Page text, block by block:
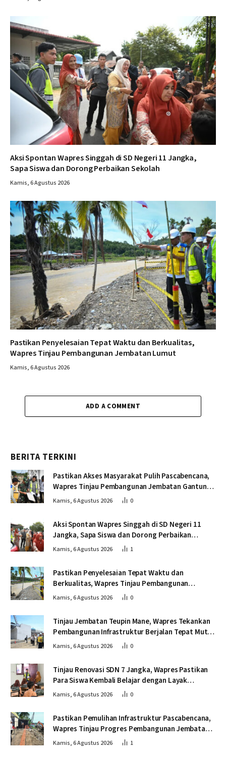
Aksi Spontan Wapres Singgah di SD Negeri 11 Jangka,
Sapa Siswa dan Dorong Perbaikan Sekolah
Kamis, 6 Agustus 2026
Pastikan Penyelesaian Tepat Waktu dan Berkualitas,
Wapres Tinjau Pembangunan Jembatan Lumut
Kamis, 6 Agustus 2026
ADD A COMMENT
BERITA TERKINI
Pastikan Akses Masyarakat Pulih Pascabencana,
Wapres Tinjau Pembangunan Jembatan Gantung
Kendawi
Kamis, 6 Agustus 2026 0
Aksi Spontan Wapres Singgah di SD Negeri 11
Jangka, Sapa Siswa dan Dorong Perbaikan
Sekolah
Kamis, 6 Agustus 2026 1
Pastikan Penyelesaian Tepat Waktu dan
Berkualitas, Wapres Tinjau Pembangunan
Jembatan Lumut
Kamis, 6 Agustus 2026 0
Tinjau Jembatan Teupin Mane, Wapres Tekankan
Pembangunan Infrastruktur Berjalan Tepat Mutu
dan Tepat Waktu
Kamis, 6 Agustus 2026 0
Tinjau Renovasi SDN 7 Jangka, Wapres Pastikan
Para Siswa Kembali Belajar dengan Layak
Pascabencana
Kamis, 6 Agustus 2026 0
Pastikan Pemulihan Infrastruktur Pascabencana,
Wapres Tinjau Progres Pembangunan Jembatan
Krueng Tingkeum Bireuen
Kamis, 6 Agustus 2026 1